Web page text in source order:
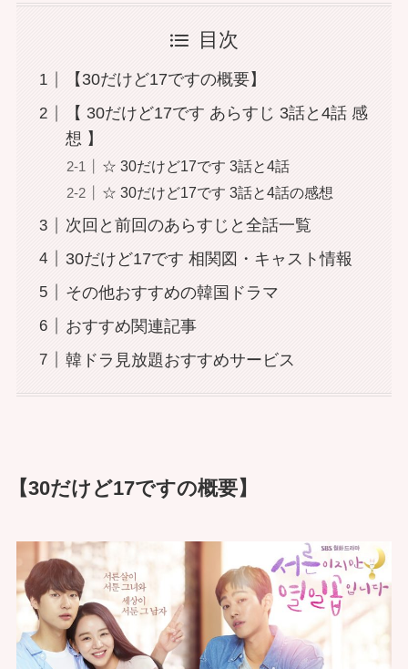
目次
【30だけど17ですの概要】
【 30だけど17です あらすじ 3話と4話 感
想 】
☆ 30だけど17です 3話と4話
☆ 30だけど17です 3話と4話の感想
次回と前回のあらすじと全話一覧
30だけど17です 相関図・キャスト情報
その他おすすめの韓国ドラマ
おすすめ関連記事
韓ドラ見放題おすすめサービス
【30だけど17ですの概要】